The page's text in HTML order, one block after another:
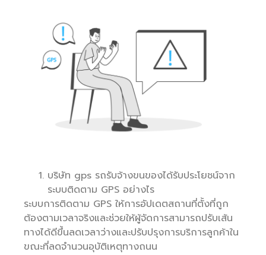
บริษัท gps รถรับจ้างขนของได้รับประโยชน์จาก
ระบบติดตาม GPS อย่างไร
ระบบการติดตาม GPS ให้การอัปเดตสถานที่ตั้งที่ถูก
ต้องตามเวลาจริงและช่วยให้ผู้จัดการสามารถปรับเส้น
ทางได้ดีขึ้นลดเวลาว่างและปรับปรุงการบริการลูกค้าใน
ขณะที่ลดจำนวนอุบัติเหตุทางถนน